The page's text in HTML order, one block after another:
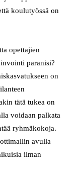
koulutyössä on
opettajien
paranisi?
on
tätä tukea on
voidaan palkata
ryhmäkokoja.
avulla
ilman